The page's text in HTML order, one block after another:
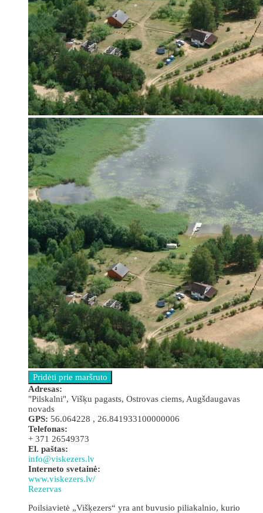
Adresas:
"Pilskalni", Višķu pagasts, Ostrovas ciems, Augšdaugavas
novads
GPS: 56.064228 , 26.841933100000006
Telefonas:
+ 371 26549373
El. paštas:
info@viskezers.lv
Interneto svetainė:
www.viskezers.lv/
Rezervas
Poilsiavietė „Višķezers“ yra ant buvusio piliakalnio, kurio